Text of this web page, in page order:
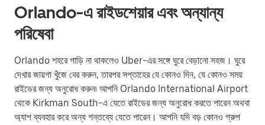
Orlando-এ রাইডশেয়ার এবং অন্যান্য
পরিষেবা
Orlando শহরে গাড়ি না থাকলেও Uber-এর সঙ্গে ঘুরে বেড়ানো সহজ। ঘুরে
দেখার জায়গা খুঁজে বের করুন, তারপর সপ্তাহের যে কোনও দিন, যে কোনও সময়
রাইডের জন্য অনুরোধ করুন৷ আপনি Orlando International Airport
থেকে Kirkman South-এ যেতে রাইডের জন্য অনুরোধ করতে পারেন অথবা
অ্যাপ ব্যবহার করে অন্য গন্তব্যে যেতে পারেন। আপনি যদি বড় কোনও গ্রুপ